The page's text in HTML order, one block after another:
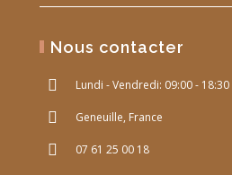
Nous contacter
Lundi - Vendredi: 09:00 - 18:30
Geneuille, France
07 61 25 00 18